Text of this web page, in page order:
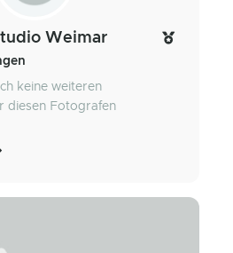
Weimar
keine weiteren
diesen Fotografen